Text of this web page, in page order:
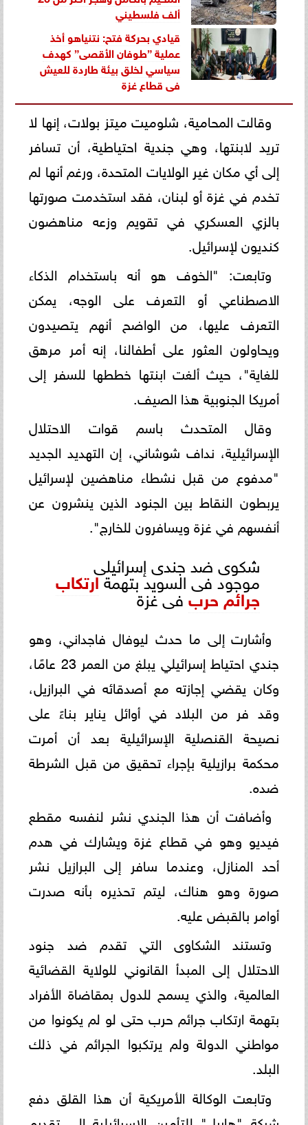
ألف فلسطيني
قيادي بحركة فتح: نتنياهو أخذ
عملية ”طوفان الأقصى” كهدف
سياسي لخلق بيئة طاردة للعيش
في قطاع غزة
وقالت المحامية، شلوميت ميتز بولات، إنها لا
تريد لابنتها، وهي جندية احتياطية، أن تسافر
إلى أي مكان غير الولايات المتحدة، ورغم أنها لم
تخدم في غزة أو لبنان، فقد استخدمت صورتها
بالزي العسكري في تقويم وزعه مناهضون
كنديون لإسرائيل.
وتابعت: "الخوف هو أنه باستخدام الذكاء
الاصطناعي أو التعرف على الوجه، يمكن
التعرف عليها، من الواضح أنهم يتصيدون
ويحاولون العثور على أطفالنا، إنه أمر مرهق
للغاية"، حيث ألغت ابنتها خططها للسفر إلى
أمريكا الجنوبية هذا الصيف.
وقال المتحدث باسم قوات الاحتلال
الإسرائيلية، نداف شوشاني، إن التهديد الجديد
"مدفوع من قبل نشطاء مناهضين لإسرائيل
يربطون النقاط بين الجنود الذين ينشرون عن
أنفسهم في غزة ويسافرون للخارج".
شكوى ضد جندى إسرائيلى
موجود فى السويد بتهمةارتكاب
جرائم حربفى غزة
وأشارت إلى ما حدث ليوفال فاجداني، وهو
جندي احتياط إسرائيلي يبلغ من العمر 23 عامًا،
وكان يقضي إجازته مع أصدقائه في البرازيل،
وقد فر من البلاد في أوائل يناير بناءً على
نصيحة القنصلية الإسرائيلية بعد أن أمرت
محكمة برازيلية بإجراء تحقيق من قبل الشرطة
ضده.
وأضافت أن هذا الجندي نشر لنفسه مقطع
فيديو وهو في قطاع غزة ويشارك في هدم
أحد المنازل، وعندما سافر إلى البرازيل نشر
صورة وهو هناك، ليتم تحذيره بأنه صدرت
أوامر بالقبض عليه.
وتستند الشكاوى التي تقدم ضد جنود
الاحتلال إلى المبدأ القانوني للولاية القضائية
العالمية، والذي يسمح للدول بمقاضاة الأفراد
بتهمة ارتكاب جرائم حرب حتى لو لم يكونوا من
مواطني الدولة ولم يرتكبوا الجرائم في ذلك
البلد.
وتابعت الوكالة الأمريكية أن هذا القلق دفع